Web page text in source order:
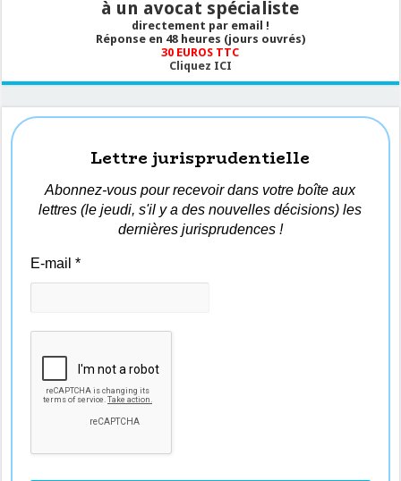
à un avocat spécialiste
directement par email !
Réponse en 48 heures (jours ouvrés)
30 EUROS TTC
Cliquez ICI
Lettre jurisprudentielle
Abonnez-vous pour recevoir dans votre boîte aux
lettres (le jeudi, s'il y a des nouvelles décisions) les
dernières jurisprudences !
E-mail*